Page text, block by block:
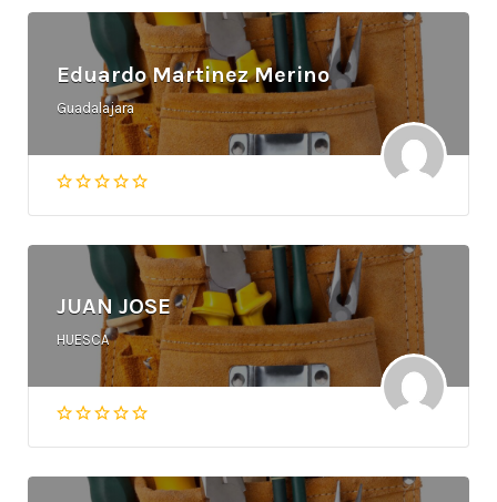
Eduardo Martinez Merino
Guadalajara
JUAN JOSE
HUESCA